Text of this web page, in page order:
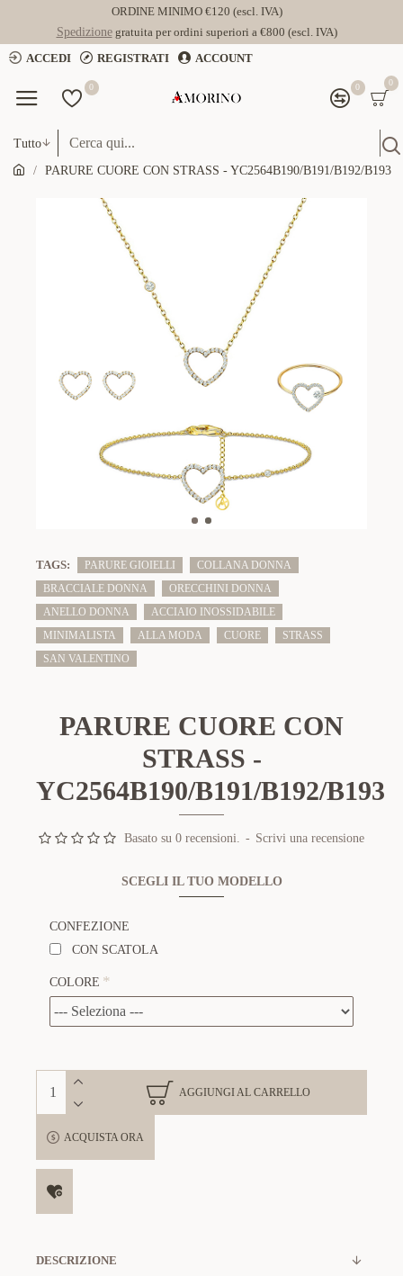
ORDINE MINIMO €120 (escl. IVA)
Spedizionegratuita per ordini superiori a €800 (escl. IVA)
ACCEDI
REGISTRATI ACCOUNT
0 0 0
Tutto
PARURE CUORE CON STRASS - YC2564B190/B191/B192/B193
TAGS: PARURE GIOIELLI
COLLANA DONNA
BRACCIALE DONNA
ORECCHINI DONNA
ANELLO DONNA
ACCIAIO INOSSIDABILE
MINIMALISTA
ALLA MODA CUORE
STRASS
SAN VALENTINO
PARURE CUORE CON
STRASS -
YC2564B190/B191/B192/B193
Basato su 0 recensioni. - Scrivi una recensione
SCEGLI IL TUO MODELLO
CONFEZIONE
CON SCATOLA
COLORE
AGGIUNGI AL CARRELLO
ACQUISTA ORA
DESCRIZIONE